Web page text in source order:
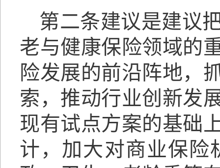
第二条建议是建议
老与健康保险领域的
险发展的前沿阵地，
索，推动行业创新发
现有试点方案的基础
计，加大对商业保险